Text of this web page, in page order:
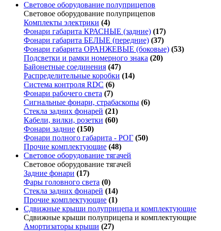
Световое оборудование полуприцепов
Световое оборудование полуприцепов
Комплекты электрики (4)
Фонари габарита КРАСНЫЕ (задние) (17)
Фонари габарита БЕЛЫЕ (передние) (37)
Фонари габарита ОРАНЖЕВЫЕ (боковые) (53)
Подсветки и рамки номерного знака (20)
Байонетные соединения (47)
Распределительные коробки (14)
Система контроля RDC (6)
Фонари рабочего света (7)
Сигнальные фонари, страбаскопы (6)
Стекла задних фонарей (21)
Кабели, вилки, розетки (60)
Фонари задние (150)
Фонари полного габарита - РОГ (50)
Прочие комплектующие (48)
Световое оборудование тягачей
Световое оборудование тягачей
Задние фонари (17)
Фары головного света (0)
Стекла задних фонарей (14)
Прочие комплектующие (1)
Сдвижные крыши полуприцепа и комплектующие
Сдвижные крыши полуприцепа и комплектующие
Амортизаторы крыши (27)